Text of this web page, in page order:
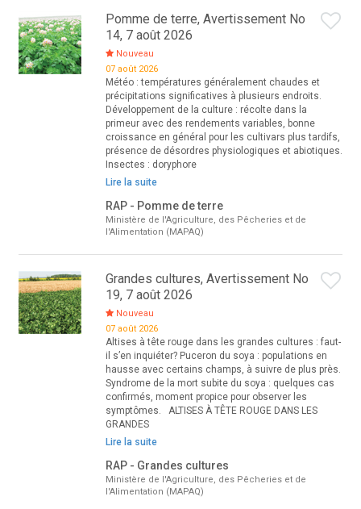
Pomme de terre, Avertissement No
14, 7 août 2026
Nouveau
07 août 2026
Météo : températures généralement chaudes et
précipitations significatives à plusieurs endroits.
Développement de la culture : récolte dans la
primeur avec des rendements variables, bonne
croissance en général pour les cultivars plus tardifs,
présence de désordres physiologiques et abiotiques.
Insectes : doryphore
Lire la suite
RAP - Pomme de terre
Ministère de l'Agriculture, des Pêcheries et de
l'Alimentation (MAPAQ)
Grandes cultures, Avertissement No
19, 7 août 2026
Nouveau
07 août 2026
Altises à tête rouge dans les grandes cultures : faut-
il s’en inquiéter? Puceron du soya : populations en
hausse avec certains champs, à suivre de plus près.
Syndrome de la mort subite du soya : quelques cas
confirmés, moment propice pour observer les
symptômes. ALTISES À TÊTE ROUGE DANS LES
GRANDES
Lire la suite
RAP - Grandes cultures
Ministère de l'Agriculture, des Pêcheries et de
l'Alimentation (MAPAQ)